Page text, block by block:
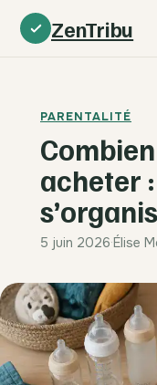
ZenTribu
PARENTALITÉ
acheter
5 juin 2026·Élise